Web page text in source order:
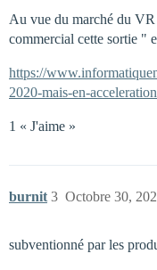
Au vue du marché du VR
commercial cette sortie "
https://
2020-mais-en-
1 « J'aime »
burnit Octobre 30,
3
subventionné par les